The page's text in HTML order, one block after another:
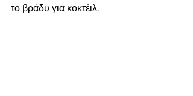
το βράδυ για κοκτέιλ.